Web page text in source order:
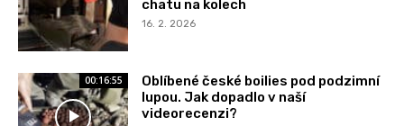
chatu na kolech
16. 2. 2026
00:16:55
Oblíbené české boilies pod podzimní
lupou. Jak dopadlo v naší
videorecenzi?